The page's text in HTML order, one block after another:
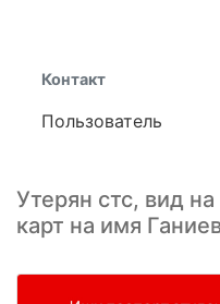
Контакт
Пользователь
Утерян стс, вид
карт на имя